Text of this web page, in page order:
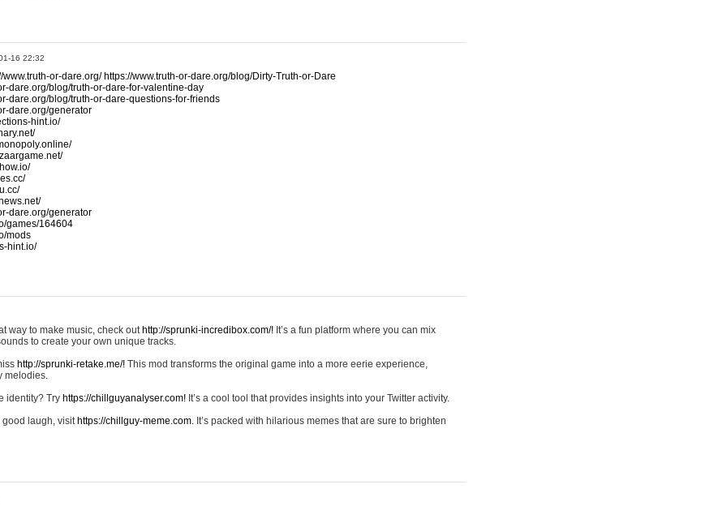
16 22:32
www.truth-or-dare.org/ https://www.truth-or-dare.org/blog/Dirty-Truth-or-Dare
dare.org/blog/truth-or-dare-for-valentine-day
dare.org/blog/truth-or-dare-questions-for-friends
dare.org/generator
hint.io/
dare.org/generator
games/164604
mods
hint.io/
way to make music, check out http://sprunki-incredibox.com/! It’s a fun platform where you can mix
to create your own unique tracks.
http://sprunki-retake.me/! This mod transforms the original game into a more eerie experience,
melodies.
identity? Try https://chillguyanalyser.com! It’s a cool tool that provides insights into your Twitter activity.
good laugh, visit https://chillguy-meme.com. It’s packed with hilarious memes that are sure to brighten